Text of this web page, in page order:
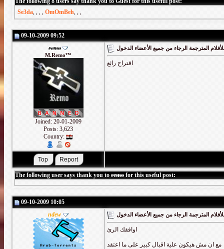
Se3da, , , , OmOmBeh, , ,
09-10-2009 09:52
remo
M.Remo™
Joined: 20-01-2009
Posts: 3,623
Country:
المترجمة الرجاء من جميع الأعضاء الدخول
اقتراح رائع
The following user says thank you to remo for this useful post:
09-10-2009 10:05
ndew
المترجمة الرجاء من جميع الأعضاء الدخول
اوافقك الرئ
مع ان مش هيكون علية اقبال كبير على ما اعتقد